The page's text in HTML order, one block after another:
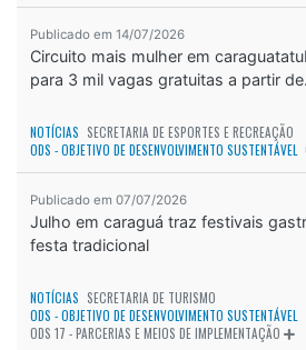
Publicado em 14/07/2026
Circuito mais mulher em
para 3 mil vagas gratuitas a partir
NOTÍCIAS SECRETARIA DE ESPORTES E RECREAÇÃO
ODS - OBJETIVO DE DESENVOLVIMENTO SUSTENTÁVEL
Publicado em 07/07/2026
Julho em caraguá traz festivais
festa tradicional
NOTÍCIAS SECRETARIA DE TURISMO
ODS - OBJETIVO DE DESENVOLVIMENTO SUSTENTÁVEL
ODS 17 - PARCERIAS E MEIOS DE IMPLEMENTAÇÃO